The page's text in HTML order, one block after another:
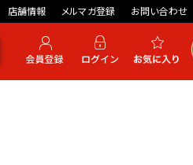
店舗情報 メルマガ登録 お問い合わせ